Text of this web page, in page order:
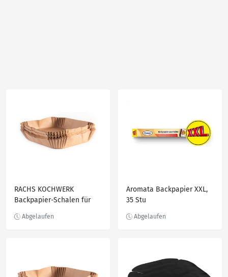
RACHS KOCHWERK
Backpapier-Schalen für
Set
Aromata Backpapier XXL,
35 Stu